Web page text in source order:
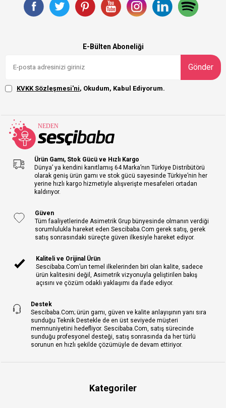
E-Bülten Aboneliği
Gönder
KVKK Sözleşmesi'ni, Okudum, Kabul Ediyorum.
Ürün Gamı, Stok Gücü ve Hızlı Kargo
Dünya’ ya kendini kanıtlamış 64 Marka’nın Türkiye Distribütörü
olarak geniş ürün gamı ve stok gücü sayesinde Türkiye’nin her
yerine hızlı kargo hizmetiyle alışverişte mesafeleri ortadan
kaldırıyor.
Güven
Tüm faaliyetlerinde Asimetrik Grup bünyesinde olmanın verdiği
sorumlulukla hareket eden Sescibaba.Com gerek satış, gerek
satış sonrasındaki süreçte güven ilkesiyle hareket ediyor.
Kaliteli ve Orijinal Ürün
Sescibaba.Com’un temel ilkelerinden biri olan kalite, sadece
ürün kalitesini değil, Asimetrik vizyonuyla geliştirilen bakış
açısını ve çözüm odaklı yaklaşımı da ifade ediyor.
Destek
Sescibaba.Com; ürün gamı, güven ve kalite anlayışının yanı sıra
sunduğu Teknik Destekle de en üst seviyede müşteri
memnuniyetini hedefliyor. Sescibaba.Com, satış sürecinde
sunduğu profesyonel desteği, satış sonrasında da her türlü
sorunun en hızlı şekilde çözümüyle de devam ettiriyor.
Kategoriler